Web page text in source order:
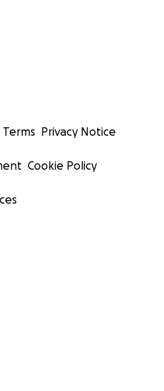
Terms Privacy Notice
Cookie Policy